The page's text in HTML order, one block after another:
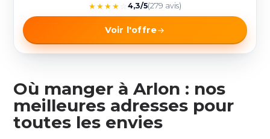
★★★★ 4,3/5(279 avis)
Voir l'offre
Où manger à Arlon : nos
meilleures adresses pour
toutes les envies